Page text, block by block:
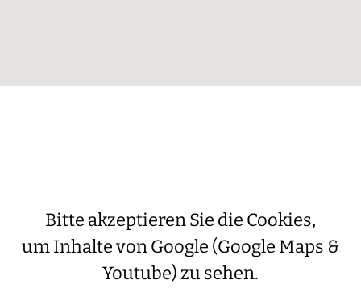
Bitte akzeptieren Sie die Cookies,
um Inhalte von Google (Google Maps &
Youtube) zu sehen.